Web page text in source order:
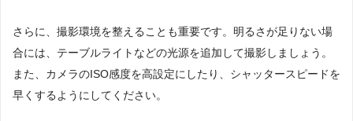
さらに、撮影環境を整えることも重要です。明るさが足りない場
合には、テーブルライトなどの光源を追加して撮影しましょう。
また、カメラのISO感度を高設定にしたり、シャッタースピードを
早くするようにしてください。